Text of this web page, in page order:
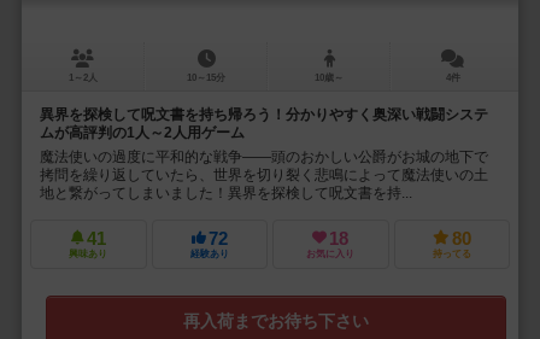
1～2人 10～15分 10歳～ 4件
異界を探検して呪文書を持ち帰ろう！分かりやすく奥深い戦闘システ
ムが高評判の1人～2人用ゲーム
魔法使いの過度に平和的な戦争——頭のおかしい公爵がお城の地下で
拷問を繰り返していたら、世界を切り裂く悲鳴によって魔法使いの土
地と繋がってしまいました！異界を探検して呪文書を持...
41
興味あり
72
経験あり
18
お気に入り
80
持ってる
再入荷までお待ち下さい